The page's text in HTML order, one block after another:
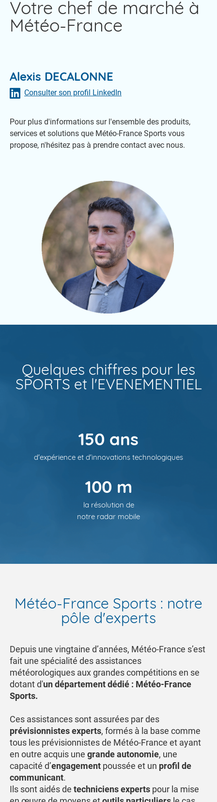
Votre chef de marché à
Météo-France
Alexis DECALONNE
Consulter son profil LinkedIn
Pour plus d'informations sur l'ensemble des produits,
services et solutions que Météo-France Sports vous
propose, n'hésitez pas à prendre contact avec nous.
Quelques chiffres pour les
SPORTS et l'EVENEMENTIEL
150 ans
d'expérience et d'innovations technologiques
100 m
la résolution de
notre radar mobile
Météo-France Sports : notre
pôle d'experts
Depuis une vingtaine d’années, Météo-France s’est
fait une spécialité des assistances
météorologiques aux grandes compétitions en se
dotant d'un département dédié : Météo-France
Sports.
Ces assistances sont assurées par des
prévisionnistes experts, formés à la base comme
tous les prévisionnistes de Météo-France et ayant
en outre acquis une grande autonomie, une
capacité d’engagement poussée et un profil de
communicant.
Ils sont aidés de techniciens experts pour la mise